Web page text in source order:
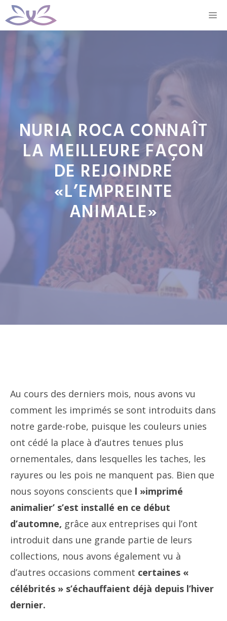
Aller
au
NURIA ROCA CONNAÎT
LA MEILLEURE FAÇON
DE REJOINDRE
«L’EMPREINTE
ANIMALE»
Au cours des derniers mois, nous avons vu
comment les imprimés se sont introduits dans
notre garde-robe, puisque les couleurs unies
ont cédé la place à d’autres tenues plus
ornementales, dans lesquelles les taches, les
rayures ou les pois ne manquent pas. Bien que
nous soyons conscients que l »imprimé
animalier’ s’est installé en ce début
d’automne, grâce aux entreprises qui l’ont
introduit dans une grande partie de leurs
collections, nous avons également vu à
d’autres occasions comment certaines «
célébrités » s’échauffaient déjà depuis l’hiver
dernier.